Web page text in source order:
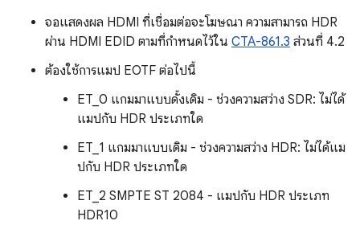
จอแสดงผล HDMI ที่เชื่อมต่อจะโฆษณา ความสามารถ HDR
ผ่าน HDMI EDID ตามที่กำหนดไว้ใน CTA-861.3 ส่วนที่ 4.2
ต้องใช้การแมป EOTF ต่อไปนี้
ET_0 แกมมาแบบดั้งเดิม - ช่วงความสว่าง SDR: ไม่ได้
แมปกับ HDR ประเภทใด
ET_1 แกมมาแบบเดิม - ช่วงความสว่าง HDR: ไม่ได้แม
ปกับ HDR ประเภทใด
ET_2 SMPTE ST 2084 - แมปกับ HDR ประเภท
HDR10